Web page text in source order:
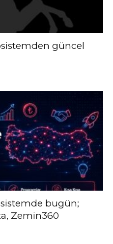
güncel
bugün;
Zemin360